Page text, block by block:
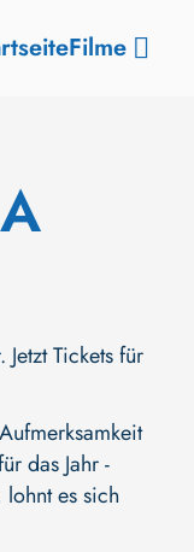
Filme
Tickets für
das Jahr -
es sich